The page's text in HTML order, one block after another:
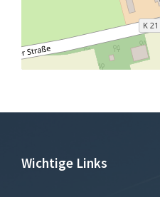
Wichtige Links